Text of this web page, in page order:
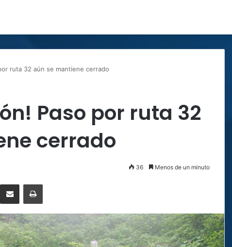
ruta 32 aún se mantiene cerrado
Paso por ruta 32
cerrado
36 Menos de un minuto
Compartir por correo electrónicoImprimir